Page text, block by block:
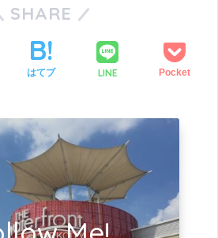
SHARE
はてブ LINE Pocket